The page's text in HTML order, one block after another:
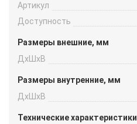
Артикул
Доступность
Размеры внешние, мм
ДxШxВ
Размеры внутренние, мм
ДxШxВ
Технические характеристики